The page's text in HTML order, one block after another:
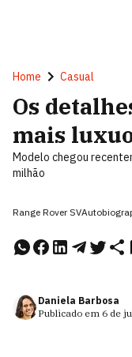
Home Casual
Os
mais
Modelo chegou
milhão
Range Rover
Daniela Barbosa
Publicado em 6 de